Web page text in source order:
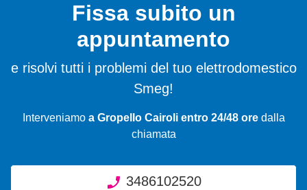
Fissa subito un
appuntamento
e risolvi tutti i problemi del tuo elettrodomestico
Smeg!
Interveniamo a Gropello Cairoli entro 24/48 oredalla
chiamata
3486102520